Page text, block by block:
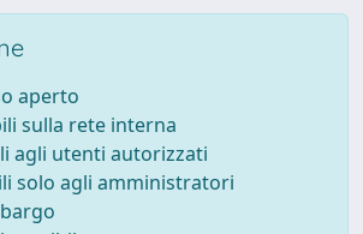
aperto
sulla rete interna
agli utenti autorizzati
solo agli amministratori